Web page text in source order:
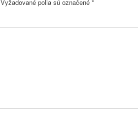
Vyžadované polia sú označené *